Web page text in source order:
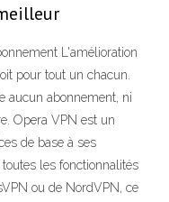
L'amélioration
pour tout un chacun.
aucun abonnement, ni
Opera VPN est un
de base à ses
les fonctionnalités
ou de NordVPN, ce